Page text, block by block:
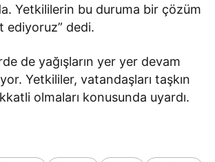
Yetkililerin bu duruma bir çözüm
ediyoruz” dedi.
de yağışların yer yer devam
Yetkililer, vatandaşları taşkın
olmaları konusunda uyardı.